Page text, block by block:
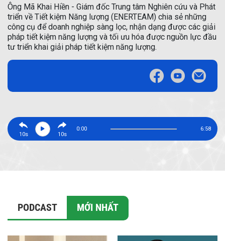
Ông Mã Khai Hiền - Giám đốc Trung tâm Nghiên cứu và Phát
triển về Tiết kiệm Năng lượng (ENERTEAM) chia sẻ những
công cụ để doanh nghiệp sàng lọc, nhận dạng được các giải
pháp tiết kiệm năng lượng và tối ưu hóa được nguồn lực đầu
tư triển khai giải pháp tiết kiệm năng lượng.
10s 10s
0:00 6:58
PODCAST MỚI NHẤT